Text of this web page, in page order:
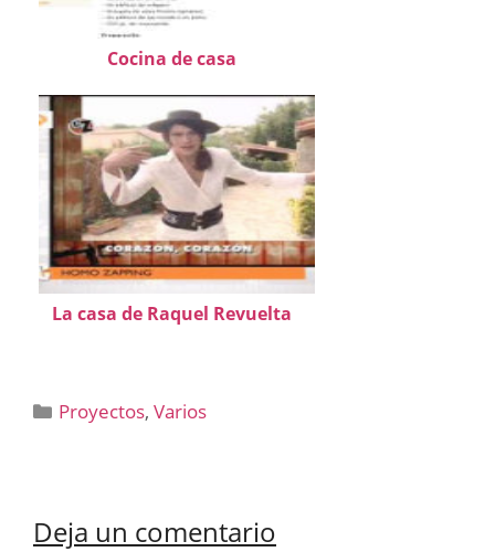
Cocina de casa
La casa de Raquel Revuelta
Categorías
Proyectos,Varios
Deja un comentario